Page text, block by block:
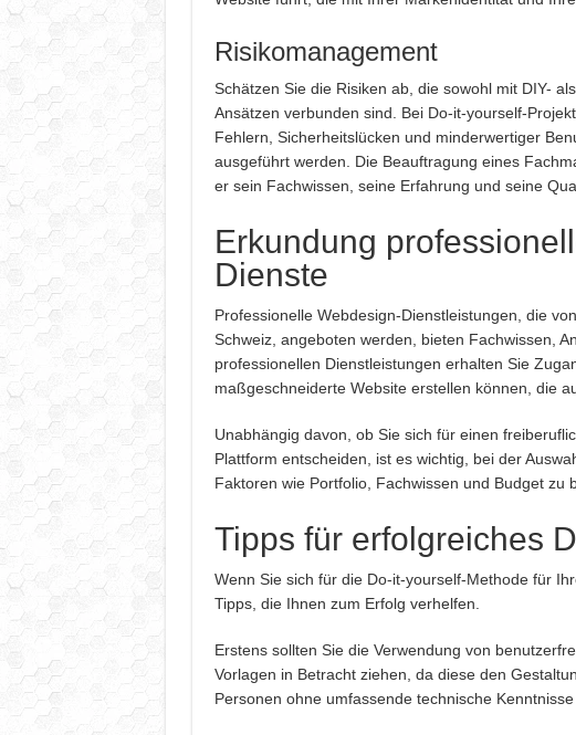
Risikomanagement
Schätzen Sie die Risiken ab, die sowohl mit DIY-
Ansätzen verbunden sind. Bei Do-it-yourself-
Fehlern, Sicherheitslücken und minderwertiger
ausgeführt werden. Die Beauftragung eines
er sein Fachwissen, seine Erfahrung und seine
Erkundung
Dienste
Professionelle Webdesign-Dienstleistungen, die von
Schweiz, angeboten werden, bieten Fachwissen,
professionellen Dienstleistungen erhalten Sie
maßgeschneiderte Website erstellen können, die
Unabhängig davon, ob Sie sich für einen
Plattform entscheiden, ist es wichtig, bei der
Faktoren wie Portfolio, Fachwissen und Budget zu
Tipps für erfolgreiches
Wenn Sie sich für die Do-it-yourself-Methode für
Tipps, die Ihnen zum Erfolg verhelfen.
Erstens sollten Sie die Verwendung von
Vorlagen in Betracht ziehen, da diese den
Personen ohne umfassende technische